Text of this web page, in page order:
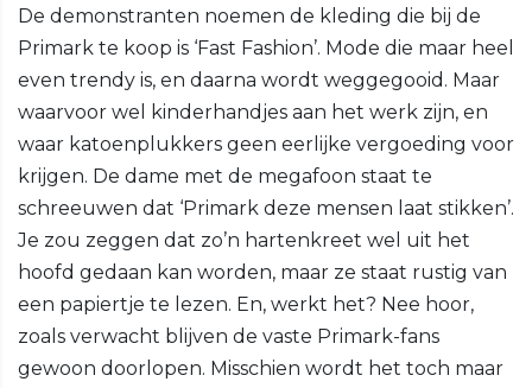
De demonstranten noemen de kleding die bij de
Primark te koop is ‘Fast Fashion’. Mode die maar heel
even trendy is, en daarna wordt weggegooid. Maar
waarvoor wel kinderhandjes aan het werk zijn, en
waar katoenplukkers geen eerlijke vergoeding voor
krijgen. De dame met de megafoon staat te
schreeuwen dat ‘Primark deze mensen laat stikken’.
Je zou zeggen dat zo’n hartenkreet wel uit het
hoofd gedaan kan worden, maar ze staat rustig van
een papiertje te lezen. En, werkt het? Nee hoor,
zoals verwacht blijven de vaste Primark-fans
gewoon doorlopen. Misschien wordt het toch maar